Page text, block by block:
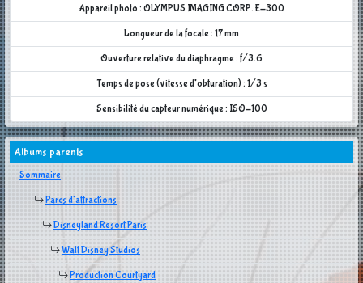
Appareil photo : OLYMPUS IMAGING CORP. E-300
Longueur de la focale : 17 mm
Ouverture relative du diaphragme : f/3.6
Temps de pose (vitesse d'obturation) : 1/3 s
Sensibilité du capteur numérique : ISO-100
Albums parents
Sommaire
Parcs d'attractions
Disneyland Resort Paris
Walt Disney Studios
Production Courtyard